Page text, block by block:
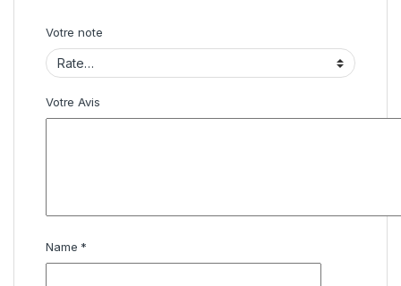
Votre note
Votre Avis
Name *